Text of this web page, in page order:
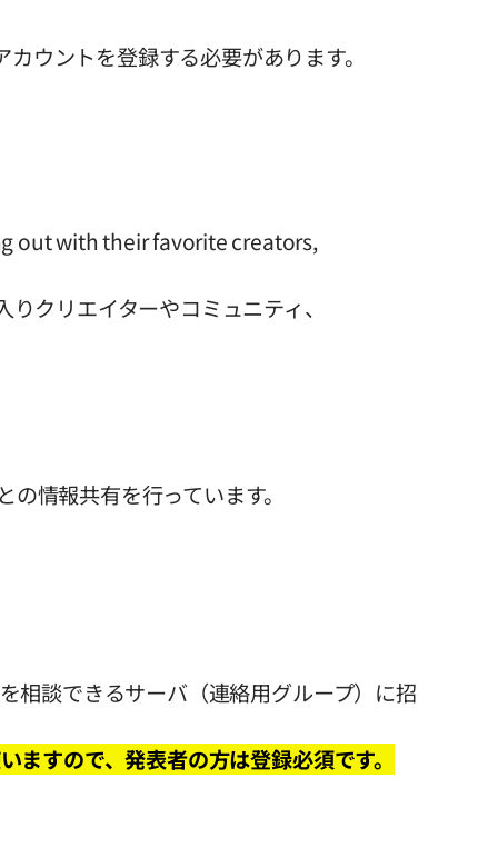
ウントを登録する必要があります。
out with their favorite creators,
クリエイターやコミュニティ、
情報共有を行っています。
相談できるサーバ（連絡用グループ）に招
すので、発表者の方は登録必須です。